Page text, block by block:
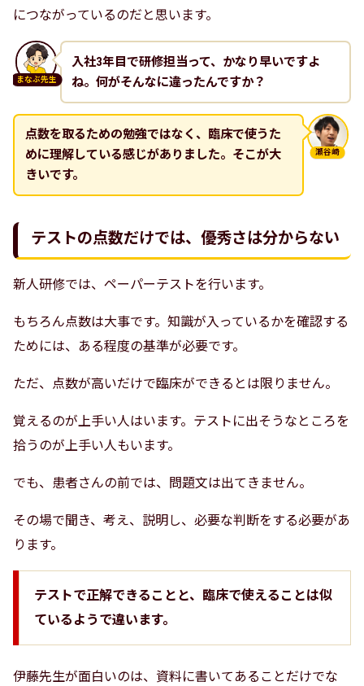
につながっているのだと思います。
まなぶ先生
入社3年目で研修担当って、かなり早いですよ
ね。何がそんなに違ったんですか？
瀬谷崎
点数を取るための勉強ではなく、臨床で使うた
めに理解している感じがありました。そこが大
きいです。
テストの点数だけでは、優秀さは分からない
新人研修では、ペーパーテストを行います。
もちろん点数は大事です。知識が入っているかを確認する
ためには、ある程度の基準が必要です。
ただ、点数が高いだけで臨床ができるとは限りません。
覚えるのが上手い人はいます。テストに出そうなところを
拾うのが上手い人もいます。
でも、患者さんの前では、問題文は出てきません。
その場で聞き、考え、説明し、必要な判断をする必要があ
ります。
テストで正解できることと、臨床で使えることは似
ているようで違います。
伊藤先生が面白いのは、資料に書いてあることだけでな